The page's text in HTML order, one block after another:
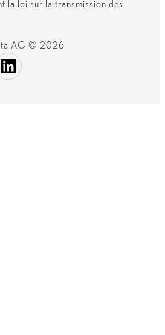
la loi sur la transmission des
AG © 2026